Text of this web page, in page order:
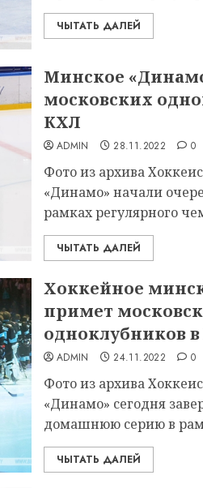
ЧЫТАТЬ ДАЛЕЙ
Минское
московских
КХЛ
ADMIN 28.11.2022 0
Фото из архива
«Динамо» начали
рамках регулярного
ЧЫТАТЬ ДАЛЕЙ
Хоккейное
примет
одноклубников
ADMIN 24.11.2022 0
Фото из архива
«Динамо» сегодня
домашнюю серию в
ЧЫТАТЬ ДАЛЕЙ